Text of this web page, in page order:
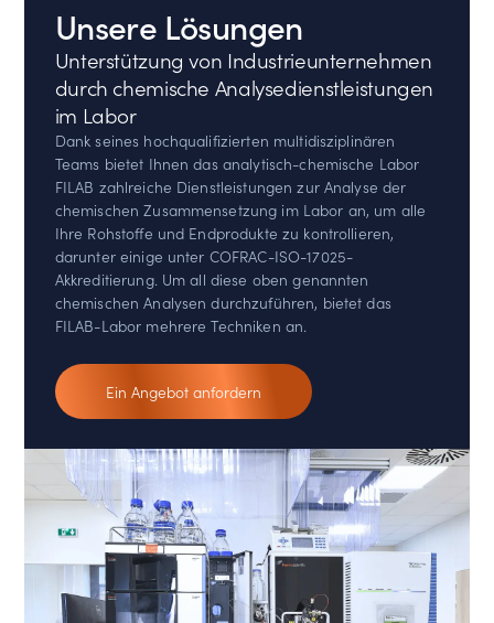
Unsere Lösungen
Unterstützung von Industrieunternehmen
durch chemische Analysedienstleistungen
im Labor
Dank seines hochqualifizierten multidisziplinären
Teams bietet Ihnen das analytisch-chemische Labor
FILAB zahlreiche Dienstleistungen zur Analyse der
chemischen Zusammensetzung im Labor an, um alle
Ihre Rohstoffe und Endprodukte zu kontrollieren,
darunter einige unter COFRAC-ISO-17025-
Akkreditierung. Um all diese oben genannten
chemischen Analysen durchzuführen, bietet das
FILAB-Labor mehrere Techniken an.
Ein Angebot anfordern